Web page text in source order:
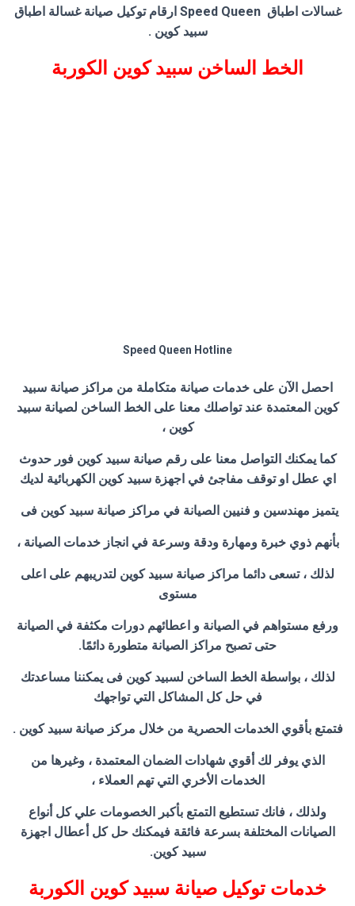
غسالات اطباق Speed Queen ارقام توكيل صيانة غسالة اطباق
سبيد كوين .
الخط الساخن سبيد كوين الكوربة
Speed Queen Hotline
احصل الآن على خدمات صيانة متكاملة من مراكز صيانة سبيد
كوين المعتمدة عند تواصلك معنا على الخط الساخن لصيانة سبيد
كوين ،
كما يمكنك التواصل معنا على رقم صيانة سبيد كوين فور حدوث
اي عطل او توقف مفاجئ في اجهزة سبيد كوين الكهربائية لديك
يتميز مهندسين و فنيين الصيانة في مراكز صيانة سبيد كوين فى
بأنهم ذوي خبرة ومهارة ودقة وسرعة في انجاز خدمات الصيانة ،
لذلك ، تسعى دائما مراكز صيانة سبيد كوين لتدريبهم على اعلى
مستوى
ورفع مستواهم في الصيانة و اعطائهم دورات مكثفة في الصيانة
حتى تصبح مراكز الصيانة متطورة دائمًا.
لذلك ، بواسطة الخط الساخن لسبيد كوين فى يمكننا مساعدتك
في حل كل المشاكل التي تواجهك
فتمتع بأقوي الخدمات الحصرية من خلال مركز صيانة سبيد كوين .
الذي يوفر لك أقوي شهادات الضمان المعتمدة ، وغيرها من
الخدمات الأخري التي تهم العملاء ،
ولذلك ، فانك تستطيع التمتع بأكبر الخصومات علي كل أنواع
الصيانات المختلفة بسرعة فائقة فيمكنك حل كل أعطال اجهزة
سبيد كوين.
خدمات توكيل صيانة سبيد كوين الكوربة